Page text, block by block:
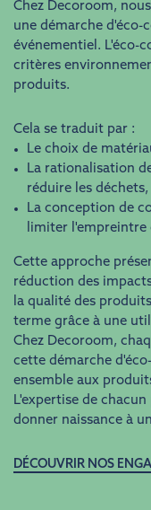
Chez Decoroom,
une démarche
événementiel. L'éco-
critères
produits.
Cela se traduit par :
Le choix de
La rationalisation
réduire les déchets,
La conception de
limiter l'empreintre
Cette approche
réduction des
la qualité des
terme grâce à une
Chez Decoroom,
cette démarche
ensemble aux
L'expertise de
donner naissance à
DÉCOUVRIR NOS